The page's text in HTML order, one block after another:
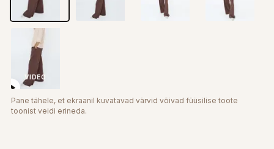
VIDEO
Pane tähele, et ekraanil kuvatavad värvid võivad füüsilise toote
toonist veidi erineda.